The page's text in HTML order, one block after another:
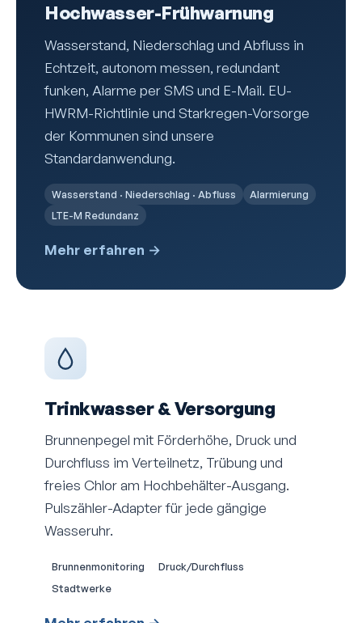
Hochwasser-Frühwarnung
Wasserstand, Niederschlag und Abfluss in
Echtzeit, autonom messen, redundant
funken, Alarme per SMS und E-Mail. EU-
HWRM-Richtlinie und Starkregen-Vorsorge
der Kommunen sind unsere
Standardanwendung.
Wasserstand · Niederschlag · Abfluss
Alarmierung
LTE-M Redundanz
Mehr erfahren →
Trinkwasser & Versorgung
Brunnenpegel mit Förderhöhe, Druck und
Durchfluss im Verteilnetz, Trübung und
freies Chlor am Hochbehälter-Ausgang.
Pulszähler-Adapter für jede gängige
Wasseruhr.
Brunnenmonitoring
Druck/Durchfluss
Stadtwerke